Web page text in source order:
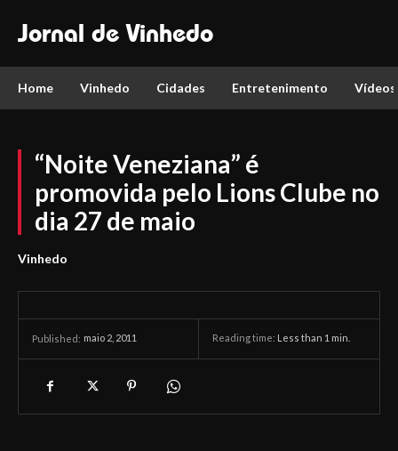
Jornal de Vinhedo
Home Vinhedo Cidades Entretenimento Vídeos
“Noite Veneziana” é
promovida pelo Lions Clube no
dia 27 de maio
Vinhedo
Published: maio 2, 2011 Reading time: Less than 1 min.